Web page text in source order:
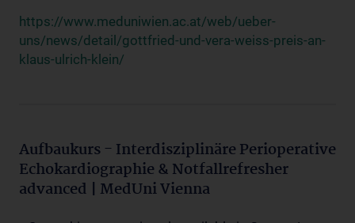
https://www.meduniwien.ac.at/web/ueber-
uns/news/detail/gottfried-und-vera-weiss-preis-an-
klaus-ulrich-klein/
Aufbaukurs - Interdisziplinäre Perioperative
Echokardiographie & Notfallrefresher
advanced | MedUni Vienna